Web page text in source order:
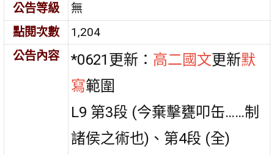
公告等級
無
點閱次數
1,204
公告內容
*0621更新： 高二國文更新默
寫範圍
L9 第3段 (今棄擊甕叩缶……制
諸侯之術也)、第4段 (全)